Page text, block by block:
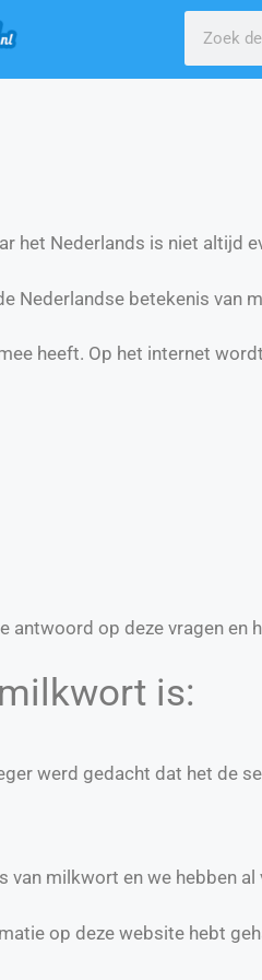
het Nederlands is niet altijd
Nederlandse betekenis van
heeft. Op het internet
antwoord op deze vragen en
is:
werd gedacht dat het de
van milkwort en we hebben
op deze website hebt